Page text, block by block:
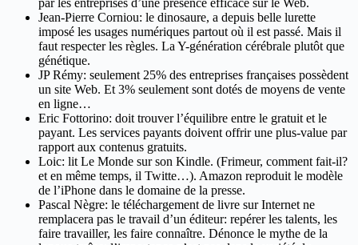
Jean-Pierre Corniou: le dinosaure, a depuis belle lurette
imposé les usages numériques partout où il est passé. Mais il
faut respecter les règles. La Y-génération cérébrale plutôt que
génétique.
JP Rémy: seulement 25% des entreprises françaises possèdent
un site Web. Et 3% seulement sont dotés de moyens de vente
en ligne…
Eric Fottorino: doit trouver l’équilibre entre le gratuit et le
payant. Les services payants doivent offrir une plus-value par
rapport aux contenus gratuits.
Loic: lit Le Monde sur son Kindle. (Frimeur, comment fait-il?
et en même temps, il Twitte…). Amazon reproduit le modèle
de l’iPhone dans le domaine de la presse.
Pascal Nègre: le téléchargement de livre sur Internet ne
remplacera pas le travail d’un éditeur: repérer les talents, les
faire travailler, les faire connaître. Dénonce le mythe de la